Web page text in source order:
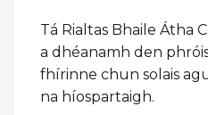
Tá Rialtas Bhaile Átha
a dhéanamh den
fhírinne chun solais
na híospartaigh.